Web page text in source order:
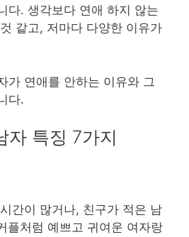
다. 생각보다 연애 하지 않는
같고, 저마다 다양한 이유가
가 연애를 안하는 이유와 그
다.
자 특징 7가지
간이 많거나, 친구가 적은 남
플처럼 예쁘고 귀여운 여자랑